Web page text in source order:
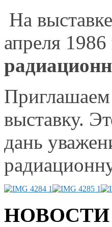
На
апреля 1986
Приглашаем
выставку.
дань
НОВОСТИ